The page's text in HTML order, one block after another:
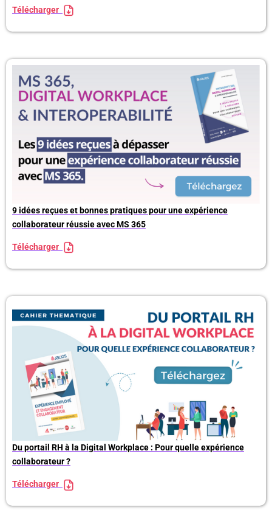
Télécharger
9 idées reçues et bonnes pratiques pour une expérience
collaborateur réussie avec MS 365
Télécharger
Du portail RH à la Digital Workplace : Pour quelle expérience
collaborateur ?
Télécharger